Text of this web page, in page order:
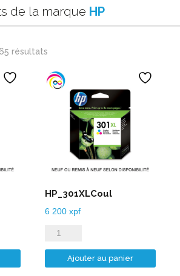
de la marque HP
résultats
HP_301XLCoul
6 200xpf
quantité
de
HP_301XLCoul
Ajouter au panier